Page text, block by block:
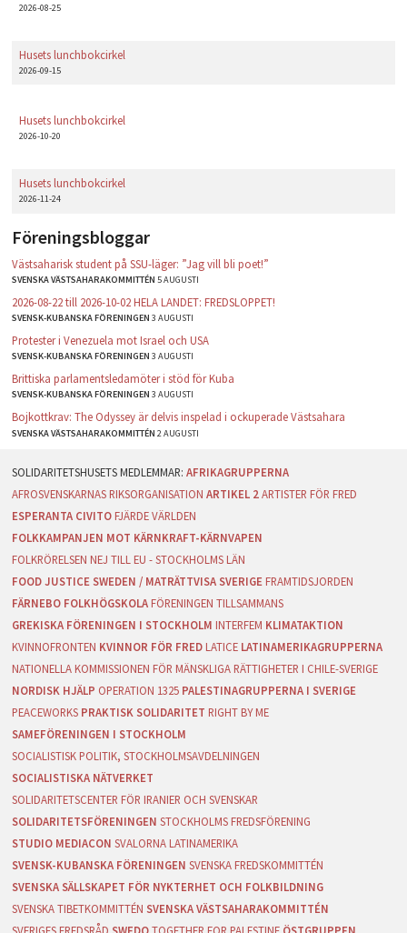
2026-08-25
Husets lunchbokcirkel
2026-09-15
Husets lunchbokcirkel
2026-10-20
Husets lunchbokcirkel
2026-11-24
Föreningsbloggar
Västsaharisk student på SSU-läger: ”Jag vill bli poet!”
SVENSKA VÄSTSAHARAKOMMITTÉN5 AUGUSTI
2026-08-22 till 2026-10-02 HELA LANDET: FREDSLOPPET!
SVENSK-KUBANSKA FÖRENINGEN3 AUGUSTI
Protester i Venezuela mot Israel och USA
SVENSK-KUBANSKA FÖRENINGEN3 AUGUSTI
Brittiska parlamentsledamöter i stöd för Kuba
SVENSK-KUBANSKA FÖRENINGEN3 AUGUSTI
Bojkottkrav: The Odyssey är delvis inspelad i ockuperade Västsahara
SVENSKA VÄSTSAHARAKOMMITTÉN2 AUGUSTI
AFRIKAGRUPPERNA
AFROSVENSKARNAS RIKSORGANISATION ARTIKEL 2 ARTISTER FÖR FRED
ESPERANTA CIVITO FJÄRDE VÄRLDEN
FOLKKAMPANJEN MOT KÄRNKRAFT-KÄRNVAPEN
FOLKRÖRELSEN NEJ TILL EU - STOCKHOLMS LÄN
FOOD JUSTICE SWEDEN / MATRÄTTVISA SVERIGE FRAMTIDSJORDEN
FÄRNEBO FOLKHÖGSKOLA FÖRENINGEN TILLSAMMANS
GREKISKA FÖRENINGEN I STOCKHOLM INTERFEM KLIMATAKTION
KVINNOFRONTEN KVINNOR FÖR FRED LATICE LATINAMERIKAGRUPPERNA
NATIONELLA KOMMISSIONEN FÖR MÄNSKLIGA RÄTTIGHETER I CHILE-SVERIGE
NORDISK HJÄLP OPERATION 1325 PALESTINAGRUPPERNA I SVERIGE
PEACEWORKS PRAKTISK SOLIDARITET RIGHT BY ME
SAMEFÖRENINGEN I STOCKHOLM
SOCIALISTISK POLITIK, STOCKHOLMSAVDELNINGEN
SOCIALISTISKA NÄTVERKET
SOLIDARITETSCENTER FÖR IRANIER OCH SVENSKAR
SOLIDARITETSFÖRENINGEN STOCKHOLMS FREDSFÖRENING
STUDIO MEDIACON SVALORNA LATINAMERIKA
SVENSK-KUBANSKA FÖRENINGEN SVENSKA FREDSKOMMITTÉN
SVENSKA SÄLLSKAPET FÖR NYKTERHET OCH FOLKBILDNING
SVENSKA TIBETKOMMITTÉN SVENSKA VÄSTSAHARAKOMMITTÉN
SVERIGES FREDSRÅD SWEDO TOGETHER FOR PALESTINE ÖSTGRUPPEN